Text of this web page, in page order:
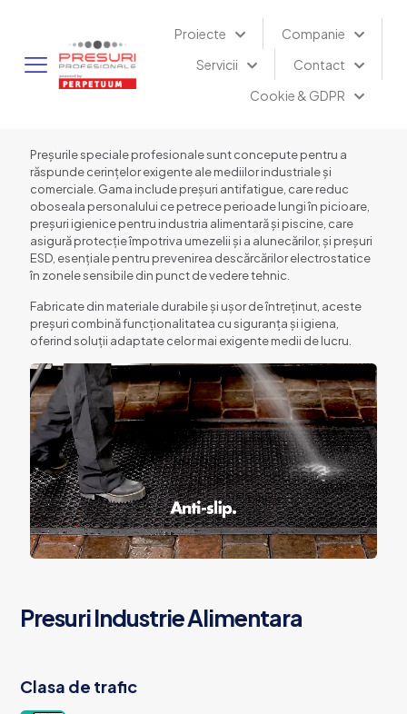
Proiecte
Companie
Servicii
Contact
Cookie & GDPR
Preșurile speciale profesionale sunt concepute pentru a
răspunde cerințelor exigente ale mediilor industriale și
comerciale. Gama include preșuri antifatigue, care reduc
oboseala personalului ce petrece perioade lungi în picioare,
preșuri igienice pentru industria alimentară și piscine, care
asigură protecție împotriva umezelii și a alunecărilor, și preșuri
ESD, esențiale pentru prevenirea descărcărilor electrostatice
în zonele sensibile din punct de vedere tehnic.
Fabricate din materiale durabile și ușor de întreținut, aceste
preșuri combină funcționalitatea cu siguranța și igiena,
oferind soluții adaptate celor mai exigente medii de lucru.
Presuri Industrie Alimentara
Clasa de trafic